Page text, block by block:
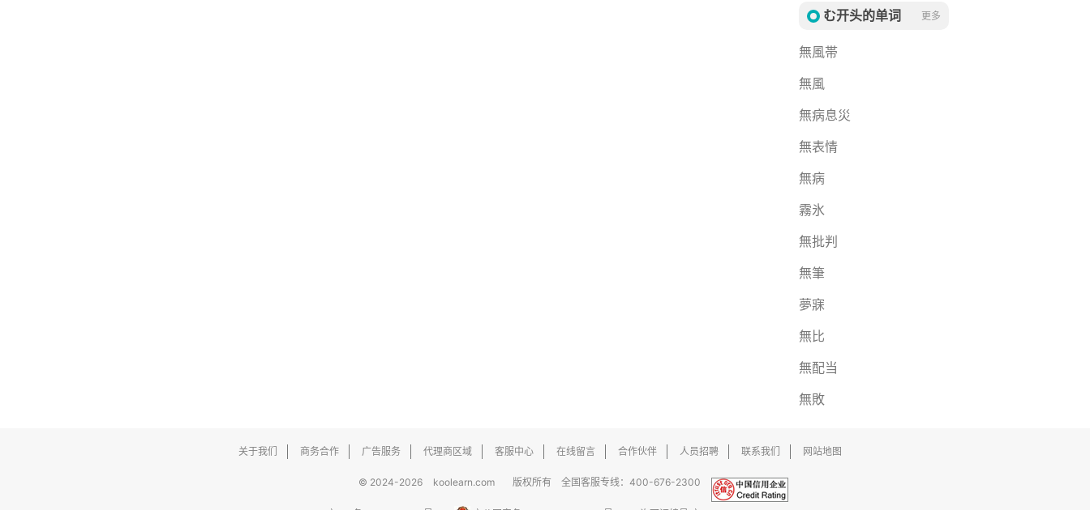
む开头的单词 更多
無風帯
無風
無病息災
無表情
無病
霧氷
無批判
無筆
夢寐
無比
無配当
無敗
关于我们 商务合作 广告服务 代理商区域 客服中心 在线留言 合作伙伴 人员招聘 联系我们 网站地图
© 2024-2026 koolearn.com 版权所有 全国客服专线：400-676-2300